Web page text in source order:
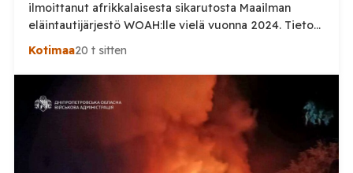
ilmoittanut afrikkalaisesta sikarutosta Maailman
eläintautijärjestö WOAH:lle vielä vuonna 2024. Tieto
haastaa kokoomuksen kansanedustaja Timo Heinosen
sikaruttoilmoituksista. Suomi on puolestaan
ilmoittanut tuoreesta Virolahden tapauksesta sekä
WOAH:n kautta että suoraan Venäjän
eläinlääkintäviranomaisille. Ruokavirasto kertoi Posi
TV:lle tarkempia tietoja Suomen ensimmäisestä
afrikkalaisen sikaruton tapauksesta sekä
Kotimaa20 t sitten